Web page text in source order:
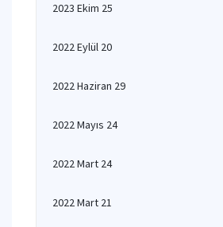
2023 Ekim 25
2022 Eylül 20
2022 Haziran 29
2022 Mayıs 24
2022 Mart 24
2022 Mart 21